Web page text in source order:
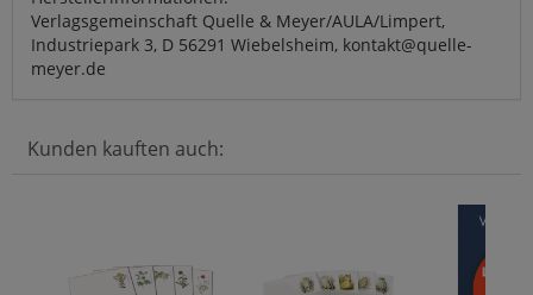
Verlagsgemeinschaft Quelle & Meyer/AULA/Limpert,
Industriepark 3, D 56291 Wiebelsheim, kontakt@quelle-
meyer.de
Kunden kauften auch: